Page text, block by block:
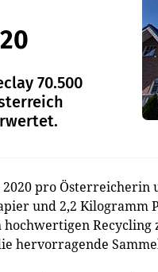
70.500
2020 pro
und 2,2 Kilogramm
hervorragende